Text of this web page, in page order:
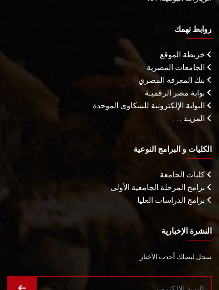
روابط تهمك
خريطة الموقع
الجامعات المصرية
بنك المعرفة المصري
بوابة مصر الرقميـة
البوابة الإلكترونية للشكاوى الموحدة
المزيـد . . .
الكليات و البرامج النوعية
كليات الجامعة
برامج المرحلة الجامعية الأولى
برامج الدراسات العليا
النشرة الإخبارية
سجل ليصلك أحدث الأخبار